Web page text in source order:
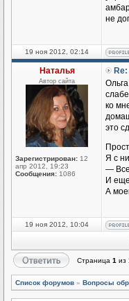
не
19 ноя 2012, 02:14
Наталья
Автор сайта
Зарегистрирован: 12
апр 2012, 19:23
Сообщения: 1086
ко
это
Я с
—
И
А
19 ноя 2012, 10:04
Страница 1 из
Список форумов » Вопросы